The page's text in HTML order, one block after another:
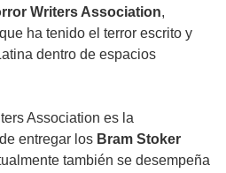
Writers Association,
ha tenido el terror escrito y
dentro de espacios
Association es la
entregar los Bram Stoker
también se desempeña